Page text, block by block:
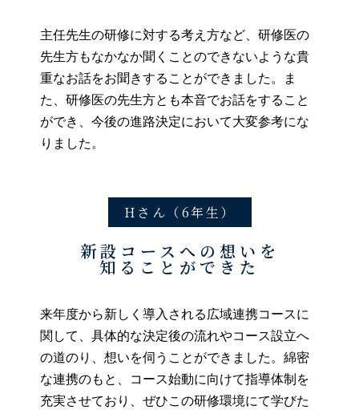
主任先生の研修に対する考え方など、研修医の
先生方もなかなか聞くことのできないような貴
重なお話をお聞きすることができました。ま
た、研修医の先生方とも本音でお話をすること
ができ、今後の進路決定において大変参考にな
りました。
Hさん（6年生）
新設コースへの想いを
知ることができた
来年度から新しく導入される広域連携コースに
関して、具体的な決定後の流れやコース設立へ
の道のり、想いを伺うことができました。綿密
な連携のもと、コース始動に向けて指導体制を
充実させており、ぜひこの研修環境にて学びた